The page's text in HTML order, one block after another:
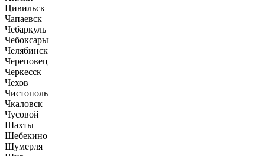
Цивильск
Чапаевск
Чебаркуль
Чебоксары
Челябинск
Череповец
Черкесск
Чехов
Чистополь
Чкаловск
Чусовой
Шахты
Шебекино
Шумерля